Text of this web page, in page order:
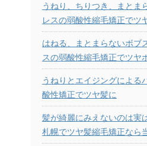
うねり、ちりつき、まとま
レスの弱酸性縮毛矯正でツ
はねる、まとまらないボブ
スの弱酸性縮毛矯正でツヤ
うねりとエイジングによる
酸性矯正でツヤ髪に
髪が綺麗にみえないのは実
札幌でツヤ髪縮毛矯正なら